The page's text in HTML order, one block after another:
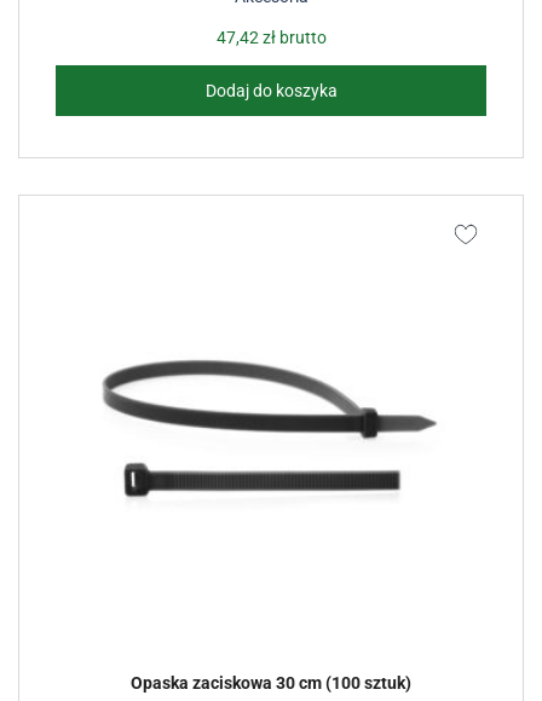
47,42 złbrutto
Dodaj do koszyka
Opaska zaciskowa 30 cm (100 sztuk)